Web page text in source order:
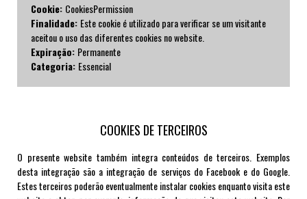
Cookie: CookiesPermission
Finalidade: Este cookie é utilizado para verificar se um visitante
aceitou o uso das diferentes cookies no website.
Expiração: Permanente
Categoria: Essencial
COOKIES DE TERCEIROS
O presente website também integra conteúdos de terceiros. Exemplos
desta integração são a integração de serviços do Facebook e do Google.
Estes terceiros poderão eventualmente instalar cookies enquanto visita este